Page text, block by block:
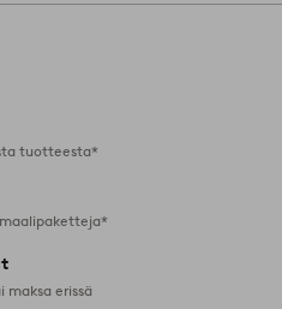
tuotteesta*
maksa erissä